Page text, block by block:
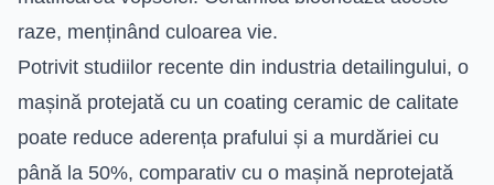
raze, menținând culoarea vie.
Potrivit studiilor recente din industria detailingului, o
mașină protejată cu un coating ceramic de calitate
poate reduce aderența prafului și a murdăriei cu
până la 50%, comparativ cu o mașină neprotejată